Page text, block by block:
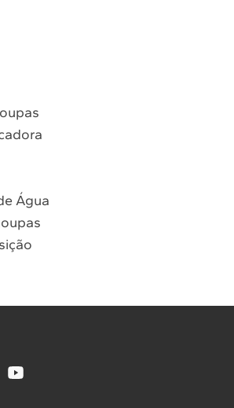
Localizar assistência técnica
Água